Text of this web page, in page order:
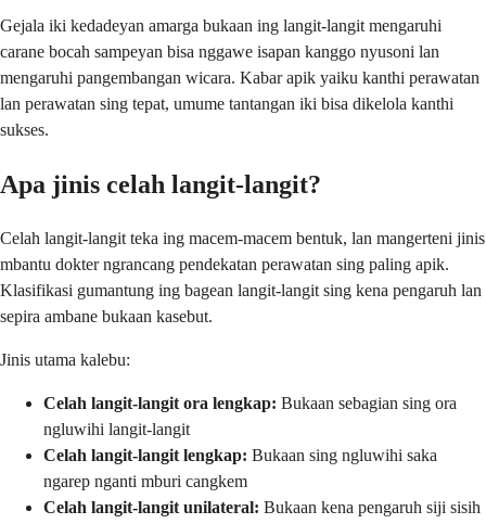
Gejala iki kedadeyan amarga bukaan ing langit-langit mengaruhi
carane bocah sampeyan bisa nggawe isapan kanggo nyusoni lan
mengaruhi pangembangan wicara. Kabar apik yaiku kanthi perawatan
lan perawatan sing tepat, umume tantangan iki bisa dikelola kanthi
sukses.
Apa jinis celah langit-langit?
Celah langit-langit teka ing macem-macem bentuk, lan mangerteni jinis
mbantu dokter ngrancang pendekatan perawatan sing paling apik.
Klasifikasi gumantung ing bagean langit-langit sing kena pengaruh lan
sepira ambane bukaan kasebut.
Jinis utama kalebu:
Celah langit-langit ora lengkap: Bukaan sebagian sing ora
ngluwihi langit-langit
Celah langit-langit lengkap: Bukaan sing ngluwihi saka
ngarep nganti mburi cangkem
Celah langit-langit unilateral: Bukaan kena pengaruh siji sisih